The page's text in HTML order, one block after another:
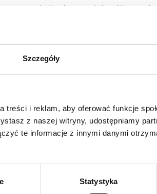
Szczegóły
i reklam, aby oferować funkcje
z naszej witryny, udostępniamy
te informacje z innymi danymi
Statystyka
commodo ligula eget dolor. Aliquam
rutrum. Aenean imperdiet. Etiam
eget condimentum rhoncus, sem
id, lorem. Maecenas nec odio
eget eros faucibus tincidunt. Duis
augue velit cursus nunc.